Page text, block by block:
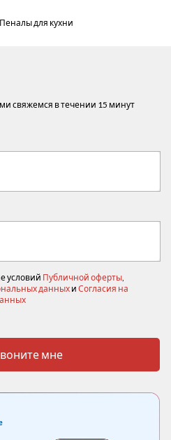
Пеналы для кухни
свяжемся в течении 15 минут
условий Публичной оферты,
данных и Согласия на
мне